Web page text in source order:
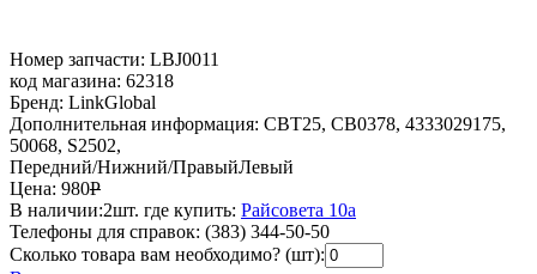
Номер запчасти: LBJ0011
код магазина: 62318
Бренд: LinkGlobal
Дополнительная информация: CBT25, CB0378, 4333029175,
50068, S2502,
Передний/Нижний/ПравыйЛевый
Цена: 980Р
В наличии:2шт. где купить: Райсовета 10а
Телефоны для справок: (383) 344-50-50
Сколько товара вам необходимо? (шт):